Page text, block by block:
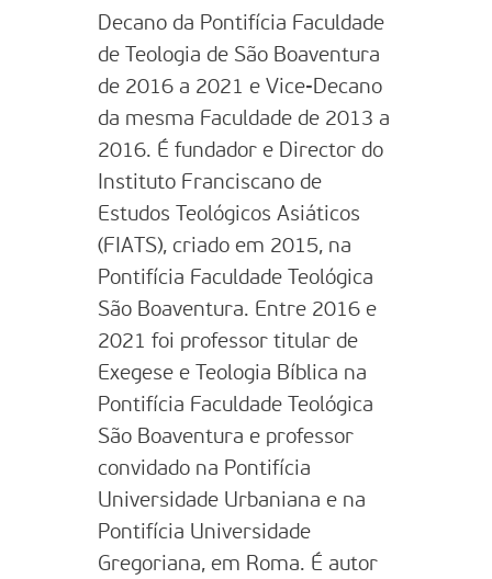
Decano da Pontifícia Faculdade
de Teologia de São Boaventura
de 2016 a 2021 e Vice-Decano
da mesma Faculdade de 2013 a
2016. É fundador e Director do
Instituto Franciscano de
Estudos Teológicos Asiáticos
(FIATS), criado em 2015, na
Pontifícia Faculdade Teológica
São Boaventura. Entre 2016 e
2021 foi professor titular de
Exegese e Teologia Bíblica na
Pontifícia Faculdade Teológica
São Boaventura e professor
convidado na Pontifícia
Universidade Urbaniana e na
Pontifícia Universidade
Gregoriana, em Roma. É autor